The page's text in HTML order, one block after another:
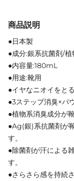
商品説明
●日本製
●成分:銀系抗菌剤/
●内容量:180mL
●用途:靴用
●イヤなニオイをと
●3ステップ消臭+パ
●植物系消臭成分が
●Ag(銀)系抗菌剤が
す。
●除菌剤が汗による
す。
●さらさら感を持続